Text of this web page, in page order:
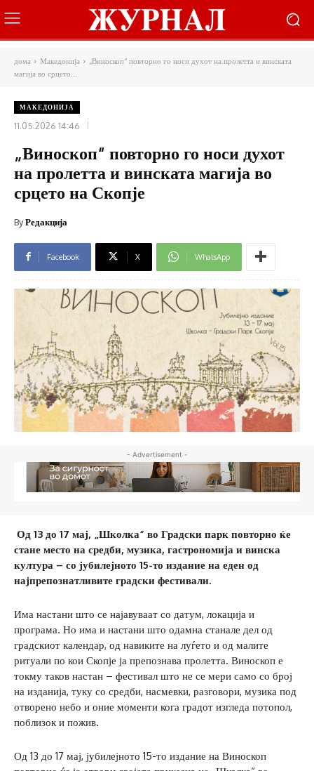
дома Македонија
„Виноскоп“ повторно го носи духот на пролетта и винската
магија во срцето...
МАКЕДОНИЈА
11.05.2026 14:46
„Виноскоп“ повторно го носи духот
на пролетта и винската магија во
срцето на Скопје
ByРедакција
Facebook X WhatsApp
- Advertisement -
Од 13 до 17 мај, „Школка“ во Градски парк повторно ќе
стане место на средби, музика, гастрономија и винска
култура – со јубилејното 15-то издание на еден од
најпрепознатливите градски фестивали.
Има настани што се најавуваат со датум, локација и
програма. Но има и настани што одамна станале дел од
градскиот календар, од навиките на луѓето и од малите
ритуали по кои Скопје ја препознава пролетта. Виноскоп е
токму таков настан – фестивал што не се мери само со број
на изданија, туку со средби, насмевки, разговори, музика под
отворено небо и оние моменти кога градот изгледа потопол,
поблизок и пожив.
Од 13 до 17 мај, јубилејното 15-то издание на Виноскоп